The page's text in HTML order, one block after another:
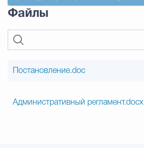
Файлы
Постановление.doc
Административный регламент.docx